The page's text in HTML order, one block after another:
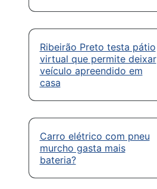
Ribeirão Preto testa pátio
virtual que permite deixar
veículo apreendido em
casa
Carro elétrico com pneu
murcho gasta mais
bateria?